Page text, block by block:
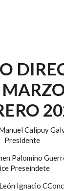
Calipuy
Presidente
Palomino
Preseindete
Ignacio